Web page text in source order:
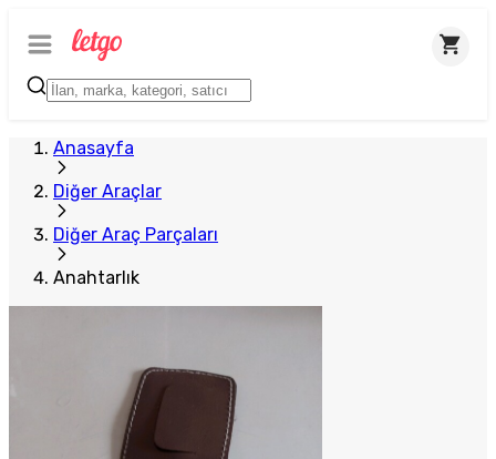
Anasayfa
Diğer Araçlar
Diğer Araç Parçaları
Anahtarlık